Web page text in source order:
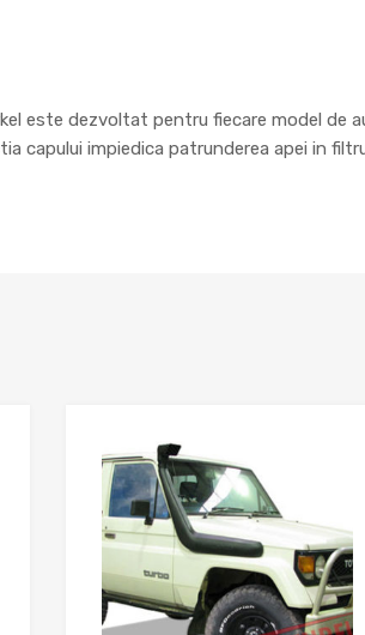
este dezvoltat pentru fiecare model
capului impiedica patrunderea apei in